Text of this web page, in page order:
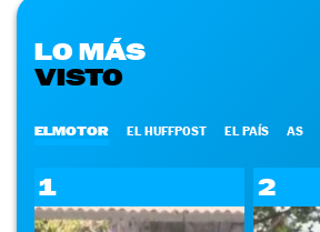
LO MÁS
VISTO
ELMOTOR EL HUFFPOST EL PAÍS AS
1 2